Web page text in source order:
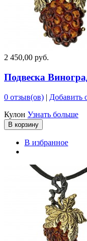
2 450,00 руб.
Подвеска
0 отзыв(ов) | Добавить
Кулон Узнать больше
В корзину
В избранное